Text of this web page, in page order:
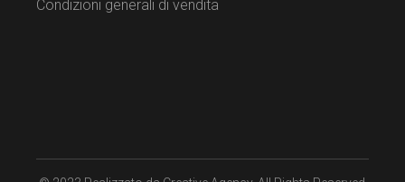
Condizioni generali di vendita